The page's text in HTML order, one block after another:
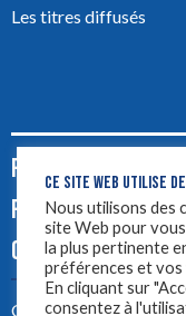
Les titres diffusés
PODCASTS
PUB
CONTACT
Créez votre site avec
CE SITE WEB UTILISE
Nous utilisons des
site Web pour
la plus pertinente
préférences et
En cliquant sur
consentez à